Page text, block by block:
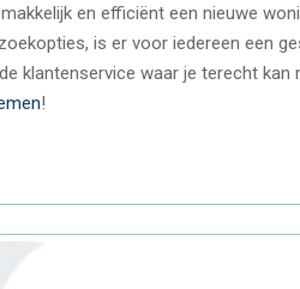
en efficiënt een nieuwe
is er voor iedereen een
klantenservice waar je terecht kan
!